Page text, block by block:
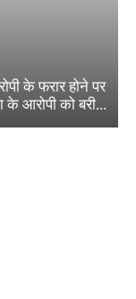
के फरार होने पर
के आरोपी को बरी...